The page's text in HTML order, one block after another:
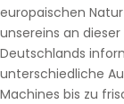
europaischen
unsereins an
Deutschlands
unterschiedliche
Machines bis zu